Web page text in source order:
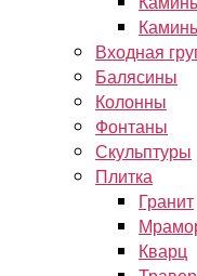
Входная
Балясины
Колонны
Фонтаны
Скульптуры
Плитка
Гранит
Кварц